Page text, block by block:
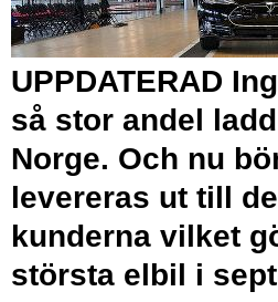
UPPDATERAD
så stor andel
Norge. Och nu
levereras ut till
kunderna vilket
största elbil i